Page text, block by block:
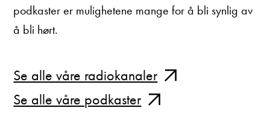
podkaster er mulighetene mange for å bli synlig av
å bli hørt.
Se alle våre radiokanaler
Se alle våre podkaster